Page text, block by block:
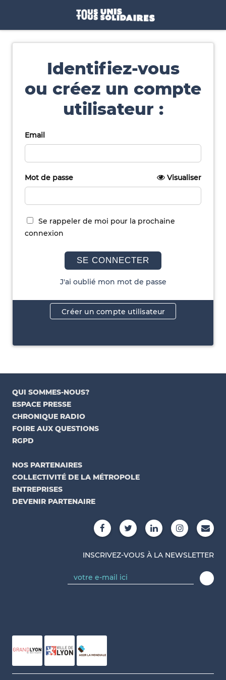
Identifiez-vous
ou créez un compte
utilisateur :
Email
Mot de passe Visualiser
Se rappeler de moi pour la prochaine
connexion
SE CONNECTER
J'ai oublié mon mot de passe
Créer un compte utilisateur
QUI SOMMES-NOUS?
ESPACE PRESSE
CHRONIQUE RADIO
FOIRE AUX QUESTIONS
RGPD
NOS PARTENAIRES
COLLECTIVITÉ DE LA MÉTROPOLE
ENTREPRISES
DEVENIR PARTENAIRE
INSCRIVEZ-VOUS À LA NEWSLETTER